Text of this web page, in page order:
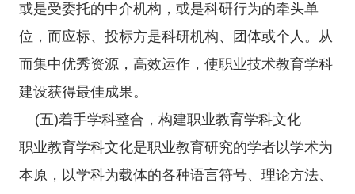
或是受委托的中介机构，或是科研行为的牵头单
位，而应标、投标方是科研机构、团体或个人。从
而集中优秀资源，高效运作，使职业技术教育学科
建设获得最佳成果。
(五)着手学科整合，构建职业教育学科文化
职业教育学科文化是职业教育研究的学者以学术为
本原，以学科为载体的各种语言符号、理论方法、